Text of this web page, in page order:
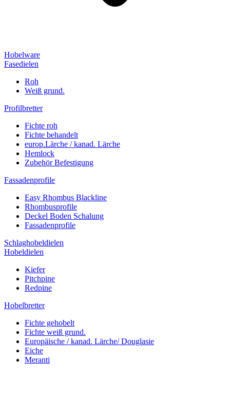
Hobelware
Fasedielen
Roh
Weiß grund.
Profilbretter
Fichte roh
Fichte behandelt
europ.Lärche / kanad. Lärche
Hemlock
Zubehör Befestigung
Fassadenprofile
Easy Rhombus Blackline
Rhombusprofile
Deckel Boden Schalung
Fassadenprofile
Schlaghobeldielen
Hobeldielen
Kiefer
Pitchpine
Redpine
Hobelbretter
Fichte gehobelt
Fichte weiß grund.
Europäische / kanad. Lärche/ Douglasie
Eiche
Meranti